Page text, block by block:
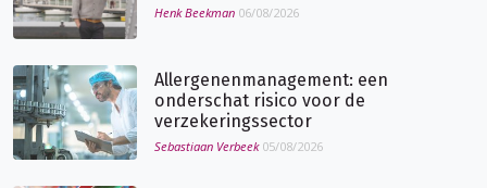
Henk Beekman 06/08/2026
Allergenenmanagement: een
onderschat risico voor de
verzekeringssector
Sebastiaan Verbeek 05/08/2026